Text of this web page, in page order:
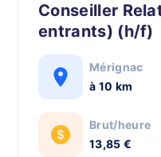
Conseiller Relation Client (appels
entrants) (h/f)
Mérignac
à 10 km
Brut/heure
13,85 €